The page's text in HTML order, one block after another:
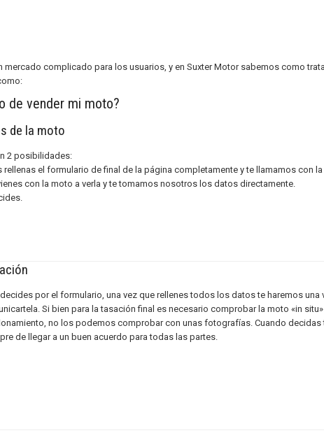
mercado complicado para los usuarios, y en Suxter Motor sabemos como
de vender mi moto?
de la moto
2 posibilidades:
rellenas el formulario de final de la página completamente y te llamamos con
con la moto a verla y te tomamos nosotros los datos directamente.
por el formulario, una vez que rellenes todos los datos te haremos
Si bien para la tasación final es necesario comprobar la moto «in
no los podemos comprobar con unas fotografías. Cuando
de llegar a un buen acuerdo para todas las partes.